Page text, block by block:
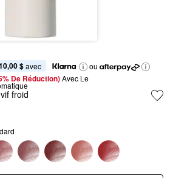
$ avec
ou
De Réduction) Avec Le
froid